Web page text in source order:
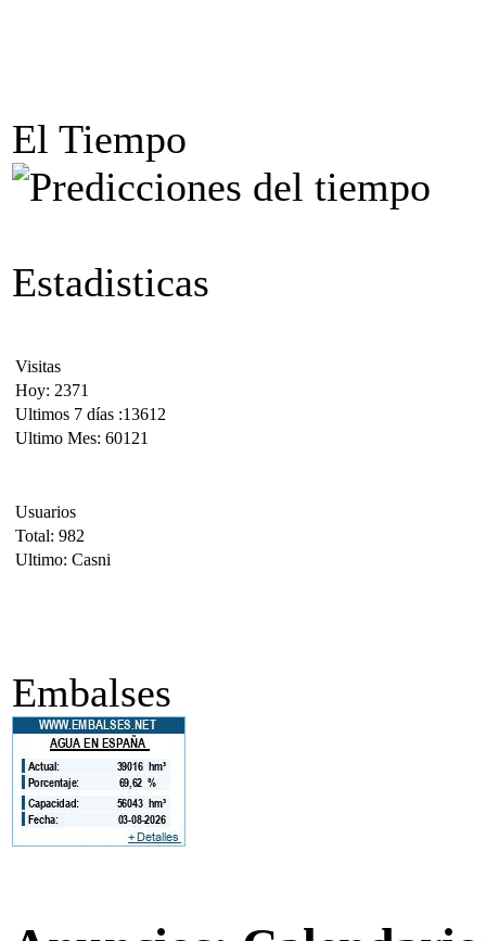
El Tiempo
Estadisticas
Visitas
Hoy: 2371
Ultimos 7 días :13612
Ultimo Mes: 60121
Usuarios
Total: 982
Ultimo: Casni
Embalses